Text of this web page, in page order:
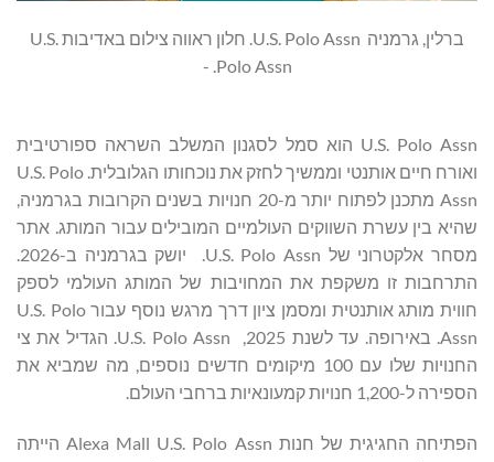
ברלין, גרמניה U.S. Polo Assn. חלון ראווה צילום באדיבות U.S.
Polo Assn. -
U.S. Polo Assn הוא סמל לסגנון המשלב השראה ספורטיבית
ואורח חיים אותנטי וממשיך לחזק את נוכחותו הגלובלית. U.S. Polo
Assn מתכנן לפתוח יותר מ-20 חנויות בשנים הקרובות בגרמניה,
שהיא בין עשרת השווקים העולמיים המובילים עבור המותג. אתר
מסחר אלקטרוני של U.S. Polo Assn. יושק בגרמניה ב-2026.
התרחבות זו משקפת את המחויבות של המותג העולמי לספק
חווית מותג אותנטית ומסמן ציון דרך מרגש נוסף עבור U.S. Polo
Assn. באירופה. עד לשנת 2025, U.S. Polo Assn. הגדיל את צי
החנויות שלו עם 100 מיקומים חדשים נוספים, מה שמביא את
הספירה ל-1,200 חנויות קמעונאיות ברחבי העולם.
הפתיחה החגיגית של חנות Alexa Mall U.S. Polo Assn הייתה